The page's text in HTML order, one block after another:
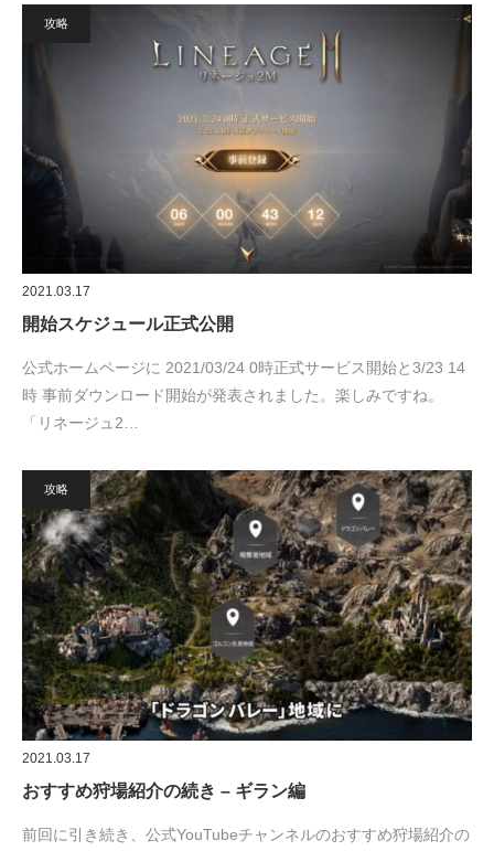
攻略
2021.03.17
開始スケジュール正式公開
公式ホームページに 2021/03/24 0時正式サービス開始と3/23 14
時 事前ダウンロード開始が発表されました。楽しみですね。
「リネージュ2…
攻略
2021.03.17
おすすめ狩場紹介の続き – ギラン編
前回に引き続き、公式YouTubeチャンネルのおすすめ狩場紹介の